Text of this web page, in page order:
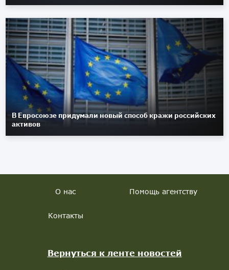
В Евросоюзе придумали новый способ кражи российских
активов
О нас Помощь агентству
Контакты
Вернуться к ленте новостей